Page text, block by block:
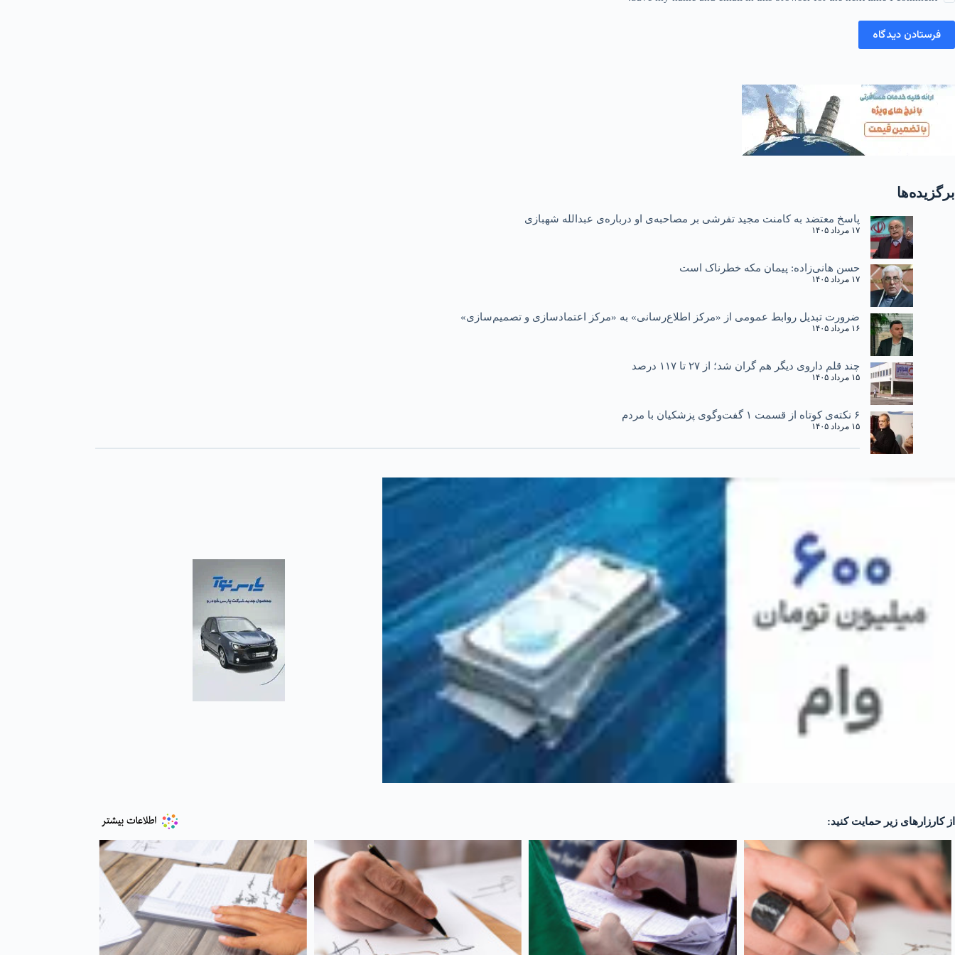
فرستادن دیدگاه
برگزیده‌ها
پاسخ معتضد به کامنت مجید تفرشی بر مصاحبه‌ی او درباره‌ی عبدالله شهبازی
۱۷ مرداد ۱۴۰۵
حسن هانی‌زاده: پیمان مکه خطرناک است
۱۷ مرداد ۱۴۰۵
ضرورت تبدیل روابط عمومی از «مرکز اطلاع‌رسانی» به «مرکز اعتمادسازی و تصمیم‌سازی»
۱۶ مرداد ۱۴۰۵
چند قلم داروی دیگر هم گران شد؛ از ۲۷ تا ۱۱۷ درصد
۱۵ مرداد ۱۴۰۵
۶ نکته‌ی کوتاه از قسمت ۱ گفت‌وگوی پزشکیان با مردم
۱۵ مرداد ۱۴۰۵
از کارزارهای زیر حمایت کنید: